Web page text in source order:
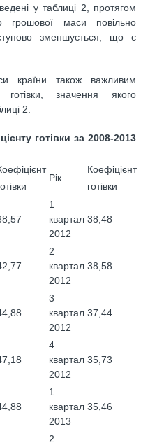
у таблиці 2, протягом
маси повільно
зменшується, що є
країни також важливим
значення якого
2.
готівки за 2008-2013
Рік
Коефіцієнт
готівки
1
квартал
2012
38,48
2
квартал
2012
38,58
3
квартал
2012
37,44
4
квартал
2012
35,73
1
квартал
2013
35,46
2